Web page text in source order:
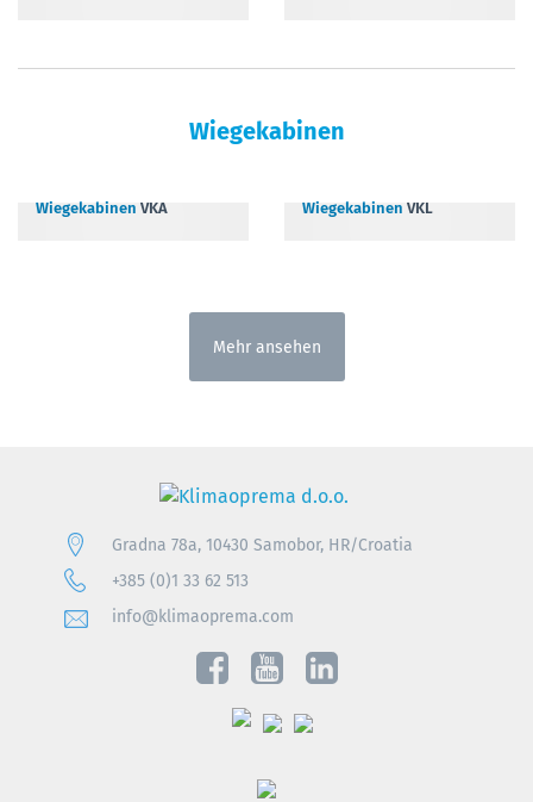
Wiegekabinen
Wiegekabinen VKA Wiegekabinen VKL
Mehr ansehen
Gradna 78a, 10430 Samobor, HR/Croatia
+385 (0)1 33 62 513
info@klimaoprema.com